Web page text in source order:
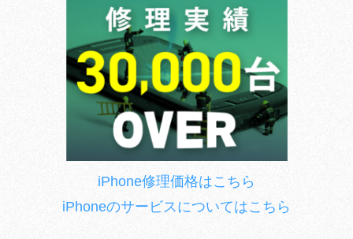
iPhone修理価格はこちら
iPhoneのサービスについてはこちら